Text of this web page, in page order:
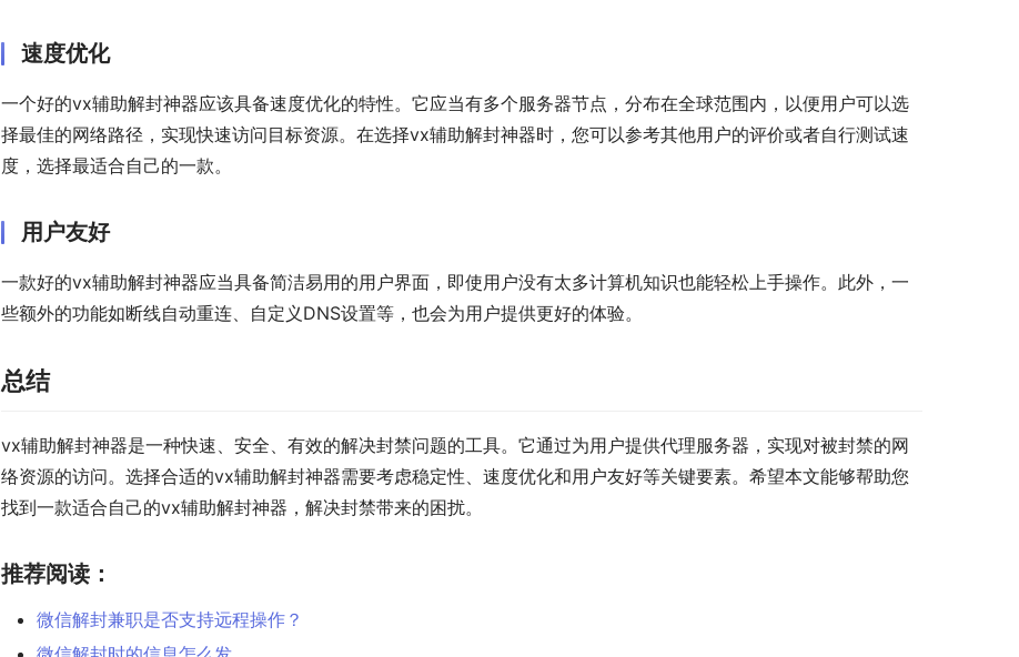
速度优化
一个好的vx辅助解封神器应该具备速度优化的特性。它应当有多个服务器节点，分布在全球范围内，以便用户可以选
择最佳的网络路径，实现快速访问目标资源。在选择vx辅助解封神器时，您可以参考其他用户的评价或者自行测试速
度，选择最适合自己的一款。
用户友好
一款好的vx辅助解封神器应当具备简洁易用的用户界面，即使用户没有太多计算机知识也能轻松上手操作。此外，一
些额外的功能如断线自动重连、自定义DNS设置等，也会为用户提供更好的体验。
总结
vx辅助解封神器是一种快速、安全、有效的解决封禁问题的工具。它通过为用户提供代理服务器，实现对被封禁的网
络资源的访问。选择合适的vx辅助解封神器需要考虑稳定性、速度优化和用户友好等关键要素。希望本文能够帮助您
找到一款适合自己的vx辅助解封神器，解决封禁带来的困扰。
推荐阅读：
微信解封兼职是否支持远程操作？